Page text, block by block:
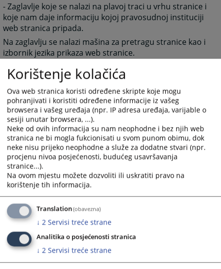
- Zaglavlje koje se nalazi na plavoj traci u vrhu stranice i
koje nam daje informaciju kojoj pravosudnoj instituciji
web stranica pripada.
Na zaglavlju se nalazi mašina za pretragu stranice kao i
izbornik jezika prikaza web stranice.
- Prvu razinu navigacije predstavlja glavni izbornik koji
je vodoravno postavljen ispod zaglavlja stranice i sive
je boje. Sastoji se od 6 MODULA:
Naslovnica, Rad suda, Oglasna ploča, Vaša pitanja,
Odnosi s javnošću, Kontakt.
Svaki od MODULA predstavlja određenu oblast rada
pravosudne institucije.
- Nakon izbora jednog od MODULA, prelazite na drugu
razinu navigacije, koja je vodoravno postavljena ispod
Glavnog izbornika i crvene je boje. Pomoću ovog
izbornika birate KATEGORIJU Vašeg interesovanja
unutar svakog MODULA.
- Treču razinu navigacije predstavlja vertikalni izbornik,
koji se nalazi ispod izbornika KATEGORIJA, na desnoj
strani u odnosu na dio predviđen za sadržaj. Na ovom
izborniku birate PODKATEGORIJU, odnosno konkretan
sadržaj koji vas interesuje.
- Posljednji dio predstavlja sadržajni dio izabrane
Korištenje kolačića
Ova web stranica koristi određene skripte koje mogu
pohranjivati i koristiti određene informacije iz vašeg
browsera i vašeg uređaja (npr. IP adresa uređaja, varijable o
sesiji unutar browsera, ...).
Neke od ovih informacija su nam neophodne i bez njih web
stranica ne bi mogla fukcionisati u svom punom obimu, dok
neke nisu prijeko neophodne a služe za dodatne stvari (npr.
procjenu nivoa posjećenosti, budućeg usavršavanja
stranice...).
Na ovom mjestu možete dozvoliti ili uskratiti pravo na
korištenje tih informacija.
Translation(obavezna)
↓ 2 Servisi treće strane
Analitika o posjećenosti stranica
↓ 2 Servisi treće strane